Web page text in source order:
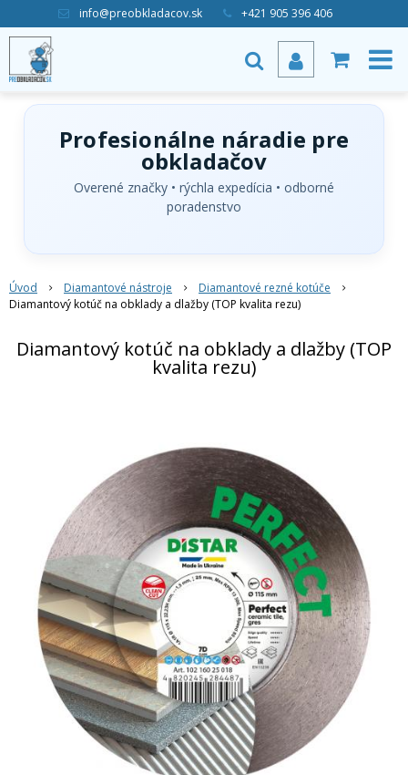
info@preobkladacov.sk +421 905 396 406
Profesionálne náradie pre
obkladačov
Overené značky • rýchla expedícia • odborné
poradenstvo
Úvod Diamantové nástroje
Diamantové rezné kotúče
Diamantový kotúč na obklady a dlažby (TOP kvalita rezu)
Diamantový kotúč na obklady a dlažby (TOP
kvalita rezu)